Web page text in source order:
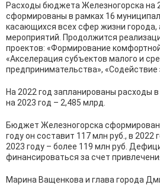
Расходы бюджета Железногорска на
сформированы в рамках 16
касающихся всех сфер жизни
мероприятий. Продолжится
проектов: «Формирование
«Акселерация субъектов малого и
предпринимательства»,
На 2022 год запланированы расходы
на 2023 год – 2,485 млрд.
Бюджет Железногорска
году он составит 117 млн руб., в 2022
2023 году – более 119 млн руб.
финансироваться за счет
Марина Ващенкова и глава города